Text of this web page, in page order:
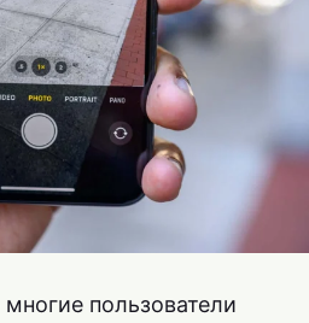
пользователи